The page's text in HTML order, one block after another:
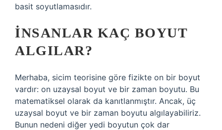
basit soyutlamasıdır.
İNSANLAR KAÇ BOYUT
ALGILAR?
Merhaba, sicim teorisine göre fizikte on bir boyut
vardır: on uzaysal boyut ve bir zaman boyutu. Bu
matematiksel olarak da kanıtlanmıştır. Ancak, üç
uzaysal boyut ve bir zaman boyutu algılayabiliriz.
Bunun nedeni diğer yedi boyutun çok dar